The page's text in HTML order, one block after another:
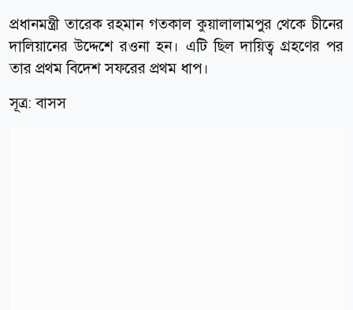
প্রধানমন্ত্রী তারেক রহমান গতকাল কুয়ালালামপুর থেকে চীনের
দালিয়ানের উদ্দেশে রওনা হন। এটি ছিল দায়িত্ব গ্রহণের পর
তার প্রথম বিদেশ সফরের প্রথম ধাপ।
সূত্র: বাসস